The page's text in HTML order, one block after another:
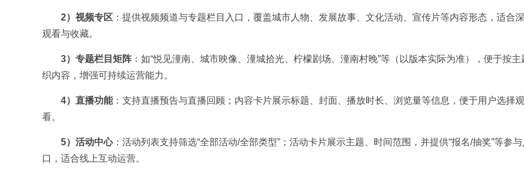
2）视频专区 ：提供视频频道与专题栏目入口，覆盖城市人物、发展故事、文化活动、宣传片等内容形态，适合
观看与收藏。
3）专题栏目矩阵：如“悦见潼南、城市映像、潼城拾光、柠檬剧场、潼南村晚”等（以版本实际为准），便于按主
织内容，增强可持续运营能力。
4）直播功能：支持直播预告与直播回顾；内容卡片展示标题、封面、播放时长、浏览量等信息，便于用户选择观
看。
5）活动中心：活动列表支持筛选“全部活动/全部类型”；活动卡片展示主题、时间范围，并提供“报名/抽奖”等参与
口，适合线上互动运营。